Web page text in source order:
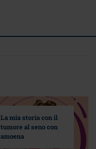
La mia storia con il
tumore al seno con
amoena